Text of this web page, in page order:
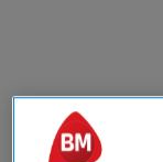
Tidligere